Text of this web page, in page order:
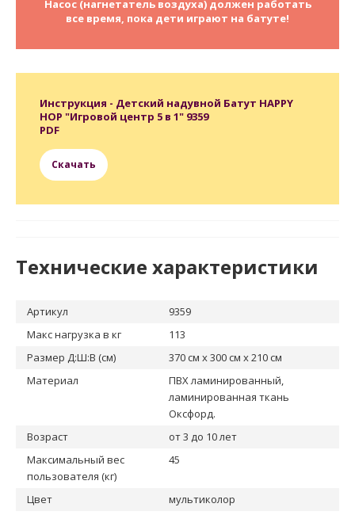
Насос (нагнетатель воздуха) должен работать
все время, пока дети играют на батуте!
Инструкция - Детский надувной Батут HAPPY
HOP "Игровой центр 5 в 1" 9359
PDF
Скачать
Технические характеристики
Артикул
9359
Макс нагрузка в кг
113
Размер Д:Ш:В (см)
370 см x 300 см x 210 см
Материал
ПВХ ламинированный,
ламинированная ткань
Оксфорд.
Возраст
от 3 до 10 лет
Максимальный вес
пользователя (кг)
45
Цвет
мультиколор